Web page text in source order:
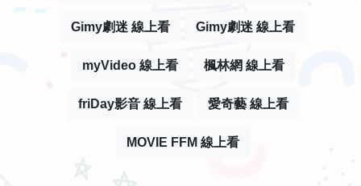
Gimy劇迷 線上看 Gimy劇迷 線上看
myVideo 線上看 楓林網 線上看
friDay影音 線上看 愛奇藝 線上看
MOVIE FFM 線上看